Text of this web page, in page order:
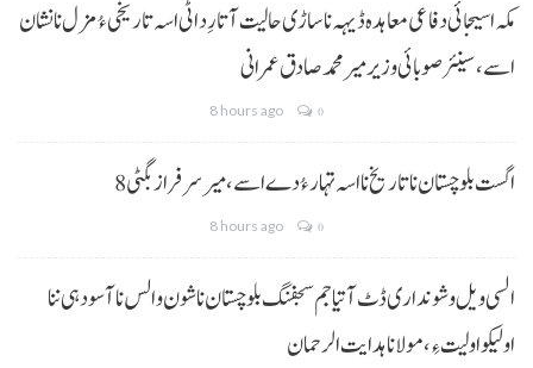
مکہ اسیجائی دفاعی معاہدہ ڈیہہ نا ساڑی حالیت آتا رِد اٹی اسہ تاریخی ءُ مزل نا نشان
اسے،سینئر صوبائی وزیر میر محمد صادق عمرانی
8 hours ago 0
8 اگست بلوچستان نا تاریخ نا اسہ تہار ءُ دے اسے، میرسرفراز بگٹی
8 hours ago 0
السی ویل و شونداری ڈٹ آتیا جم سجفنگ بلوچستان نا شون و الس نا آسودہی ننا
اولیکو اولیت ءِ،مولانا ہدایت الرحمان